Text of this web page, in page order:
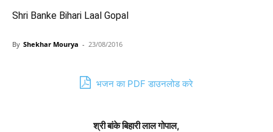
Shri Banke Bihari Laal Gopal
By Shekhar Mourya - 23/08/2016
भजन का PDF डाउनलोड करे
श्री बांके बिहारी लाल गोपाल,